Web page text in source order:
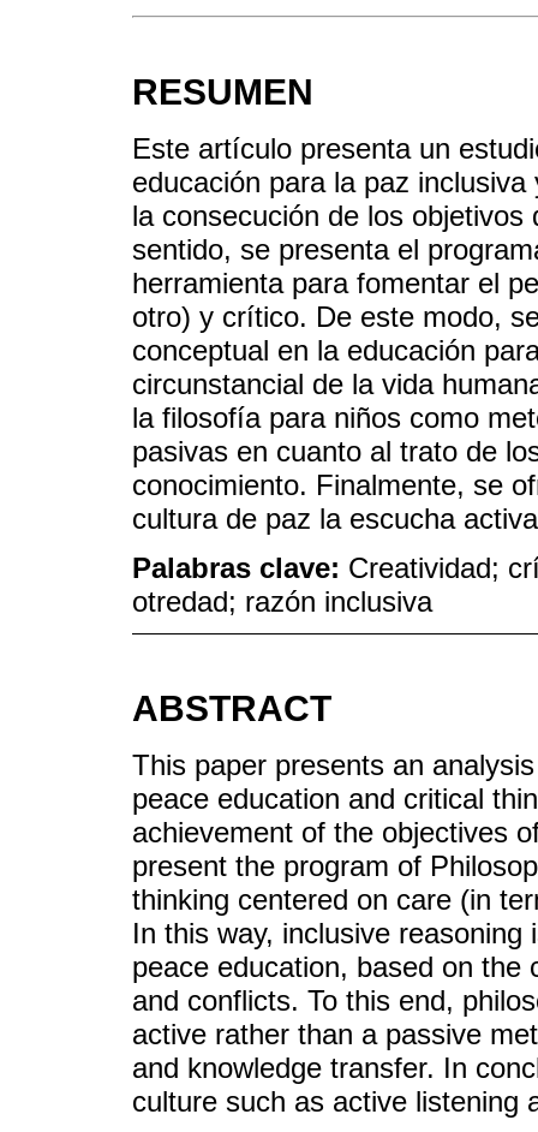
RESUMEN
Este artículo presenta un
educación para la paz
la consecución de los
sentido, se presenta el
herramienta para fomentar el
otro) y crítico. De este modo,
conceptual en la educación
circunstancial de la vida
la filosofía para niños como
pasivas en cuanto al trato de
conocimiento. Finalmente, se
cultura de paz la escucha
Palabras clave: Creatividad;
otredad; razón inclusiva
ABSTRACT
This paper presents an
peace education and critical
achievement of the objectives
present the program of
thinking centered on care (in
In this way, inclusive
peace education, based on the
and conflicts. To this end,
active rather than a passive
and knowledge transfer. In
culture such as active listening